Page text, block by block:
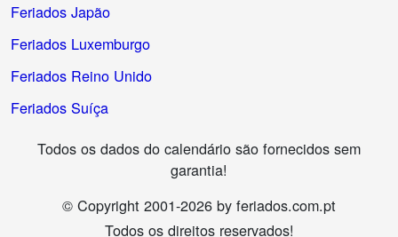
Feriados Japão
Feriados Luxemburgo
Feriados Reino Unido
Feriados Suíça
Todos os dados do calendário são fornecidos sem
garantia!
© Copyright 2001-2026 by feriados.com.pt
Todos os direitos reservados!